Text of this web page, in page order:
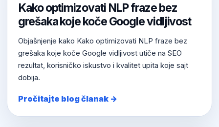
Kako optimizovati NLP fraze bez
grešaka koje koče Google vidljivost
Objašnjenje kako Kako optimizovati NLP fraze bez
grešaka koje koče Google vidljivost utiče na SEO
rezultat, korisničko iskustvo i kvalitet upita koje sajt
dobija.
Pročitajte blog članak →